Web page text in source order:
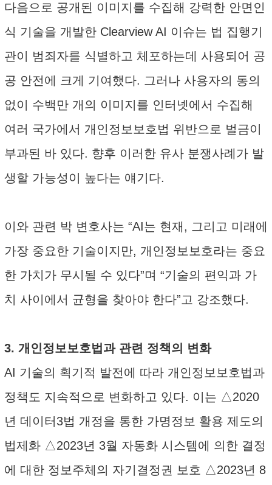
다음으로 공개된 이미지를 수집해 강력한 안면인
식 기술을 개발한 Clearview AI 이슈는 법 집행기
관이 범죄자를 식별하고 체포하는데 사용되어 공
공 안전에 크게 기여했다. 그러나 사용자의 동의
없이 수백만 개의 이미지를 인터넷에서 수집해
여러 국가에서 개인정보보호법 위반으로 벌금이
부과된 바 있다. 향후 이러한 유사 분쟁사례가 발
생할 가능성이 높다는 얘기다.
이와 관련 박 변호사는 “AI는 현재, 그리고 미래에
가장 중요한 기술이지만, 개인정보보호라는 중요
한 가치가 무시될 수 있다”며 “기술의 편익과 가
치 사이에서 균형을 찾아야 한다”고 강조했다.
3. 개인정보보호법과 관련 정책의 변화
AI 기술의 획기적 발전에 따라 개인정보보호법과
정책도 지속적으로 변화하고 있다. 이는 △2020
년 데이터3법 개정을 통한 가명정보 활용 제도의
법제화 △2023년 3월 자동화 시스템에 의한 결정
에 대한 정보주체의 자기결정권 보호 △2023년 8